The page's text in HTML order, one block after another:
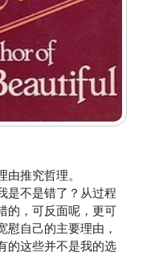
推究哲理。
是不是错了？从过程
的，可反面呢，更可
自己的主要理由，
的这些并不是我的选